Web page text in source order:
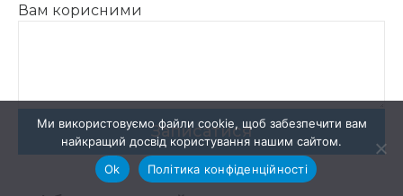
Вам корисними
Ми використовуємо файли cookie, щоб забезпечити вам
найкращий досвід користування нашим сайтом.
Ok
Політика конфіденційності